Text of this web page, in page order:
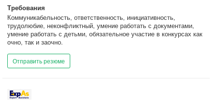
Требования
Коммуникабельность, ответственность, инициативность,
трудолюбие, неконфликтный, умение работать с документами,
умение работать с детьми, обязательное участие в конкурсах как
очно, так и заочно.
Отправить резюме